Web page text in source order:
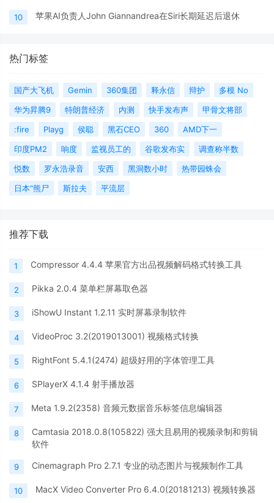
10 苹果AI负责人John Giannandrea在Siri长期延迟后退休
热门标签
国产大飞机 Gemin 360集团 释永信 辩护
多模 No
华为昇腾9
特朗普经济 内测 快手发布声
甲骨文将部
:fire
Playg 侯聪 黑石CEO 360
AMD下一
印度PM2
响度 监视员工的 谷歌发布实
调查称半数
悦数
罗永浩录音 安西 黑洞数小时
热带园蛛会
日本“熊尸
斯拉夫 平流层
推荐下载
1 Compressor 4.4.4 苹果官方出品视频解码格式转换工具
2 Pikka 2.0.4 菜单栏屏幕取色器
3 iShowU Instant 1.2.11 实时屏幕录制软件
4 VideoProc 3.2(2019013001) 视频格式转换
5 RightFont 5.4.1(2474) 超级好用的字体管理工具
6 SPlayerX 4.1.4 射手播放器
7 Meta 1.9.2(2358) 音频元数据音乐标签信息编辑器
8
Camtasia 2018.0.8(105822) 强大且易用的视频录制和剪辑
软件
9 Cinemagraph Pro 2.7.1 专业的动态图片与视频制作工具
10 MacX Video Converter Pro 6.4.0(20181213) 视频转换器